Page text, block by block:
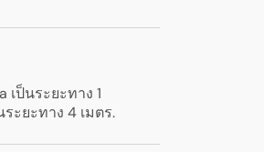
เป็นระยะทาง 1
ะยะทาง 4 เมตร.